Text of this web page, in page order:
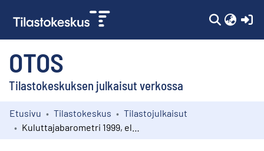
OTOS
Tilastokeskuksen julkaisut verkossa
Kokoelmat
Etusivu Tilastokeskus
Tilastojulkaisut